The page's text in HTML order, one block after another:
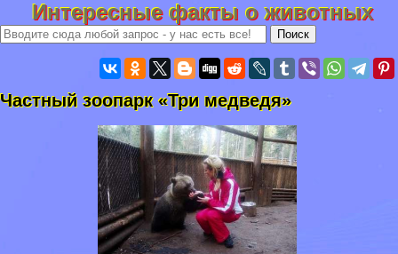
Интересные факты о животных
Частный зоопарк «Три медведя»